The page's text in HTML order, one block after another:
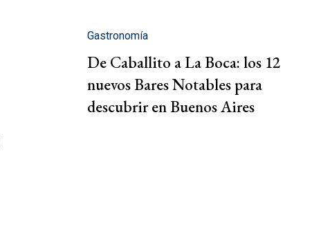
Gastronomía
De Caballito a La Boca: los 12
nuevos Bares Notables para
descubrir en Buenos Aires